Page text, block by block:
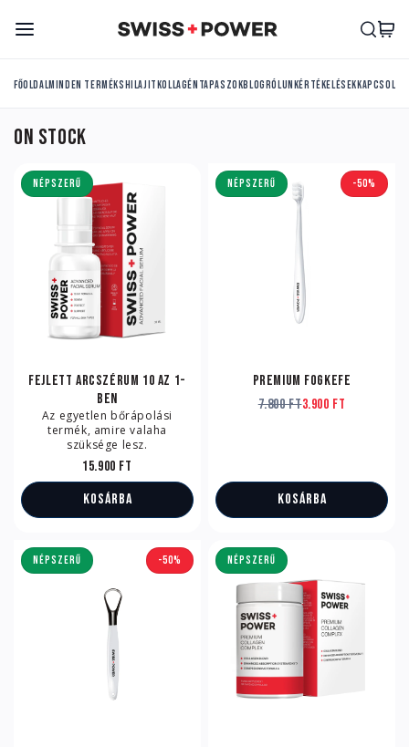
Ugrás a tartalomhoz
FőoldalMinden termékShilajitKollagén TapaszokBlogRólunkÉrtékelésekKapcsolat
ON STOCK
NÉPSZERŰ
Fejlett arcszérum 10 az 1-
ben
Az egyetlen bőrápolási
termék, amire valaha
szüksége lesz.
15.900 Ft
Kosárba
NÉPSZERŰ -50%
Premium Fogkefe
7.800 Ft3.900 Ft
Kosárba
NÉPSZERŰ -50% NÉPSZERŰ